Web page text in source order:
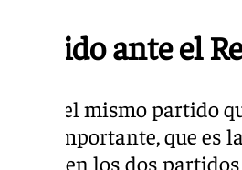
Partido ante el
No es el mismo partido
muy importante, que es
Y, que en los dos